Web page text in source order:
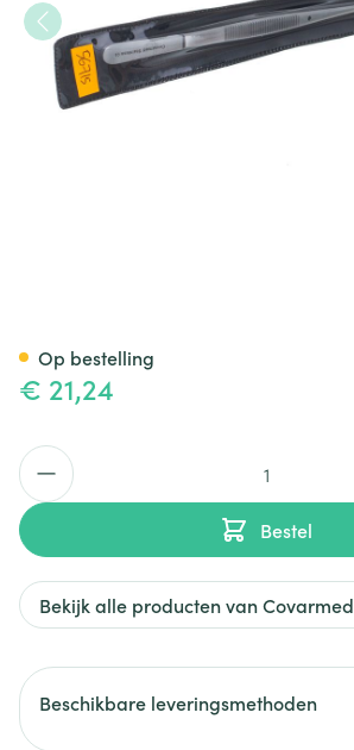
€ 21,24
Aantal
Bestel
Op bestelling
Bekijk alle producten van Covarmed
Beschikbare leveringsmethoden